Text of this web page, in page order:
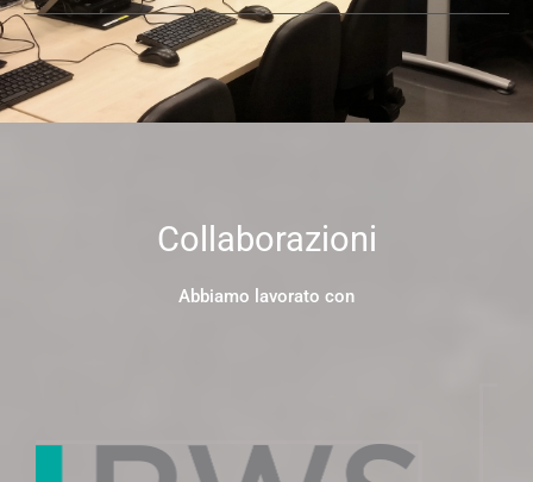
Collaborazioni
Abbiamo lavorato con